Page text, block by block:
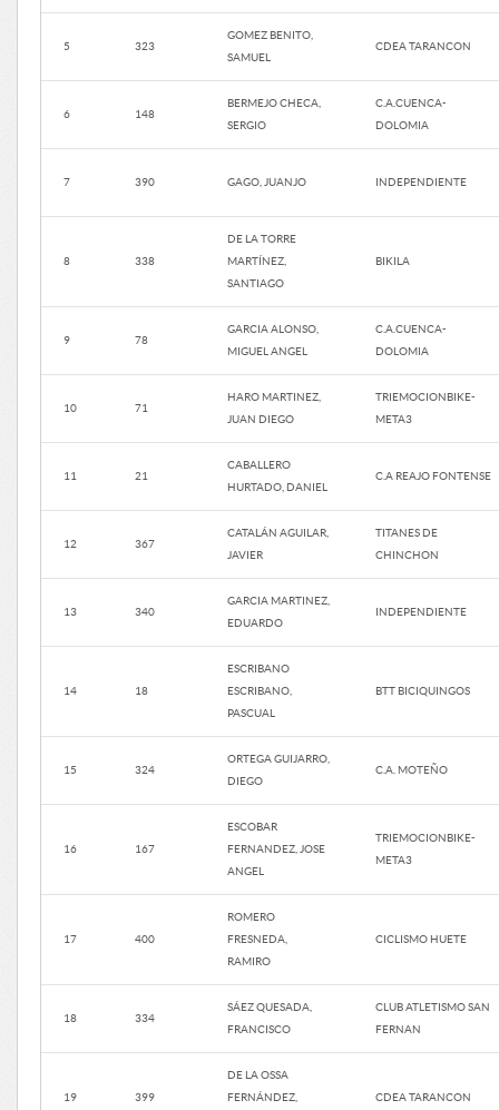
5 323
GOMEZ BENITO,
SAMUEL
CDEA TARANCON
6 148
BERMEJO CHECA,
SERGIO
C.A.CUENCA-
DOLOMIA
7 390 GAGO, JUANJO INDEPENDIENTE
8 338
DE LA TORRE
MARTÍNEZ,
SANTIAGO
BIKILA
9 78
GARCIA ALONSO,
MIGUEL ANGEL
C.A.CUENCA-
DOLOMIA
10 71
HARO MARTINEZ,
JUAN DIEGO
TRIEMOCIONBIKE-
META3
11 21
CABALLERO
HURTADO, DANIEL
C.A REAJO FONTENSE
12 367
CATALÁN AGUILAR,
JAVIER
TITANES DE
CHINCHON
13 340
GARCIA MARTINEZ,
EDUARDO
INDEPENDIENTE
14 18
ESCRIBANO
ESCRIBANO,
PASCUAL
BTT BICIQUINGOS
15 324
ORTEGA GUIJARRO,
DIEGO
C.A. MOTEÑO
16 167
ESCOBAR
FERNANDEZ, JOSE
ANGEL
TRIEMOCIONBIKE-
META3
17 400
ROMERO
FRESNEDA,
RAMIRO
CICLISMO HUETE
18 334
SÁEZ QUESADA,
FRANCISCO
CLUB ATLETISMO SAN
FERNAN
19 399
DE LA OSSA
FERNÁNDEZ,
CDEA TARANCON